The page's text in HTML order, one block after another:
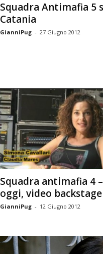
Squadra Antimafia 5
Catania
GianniPug - 27 Giugno 2012
Squadra antimafia 4
oggi, video backstage
GianniPug - 12 Giugno 2012